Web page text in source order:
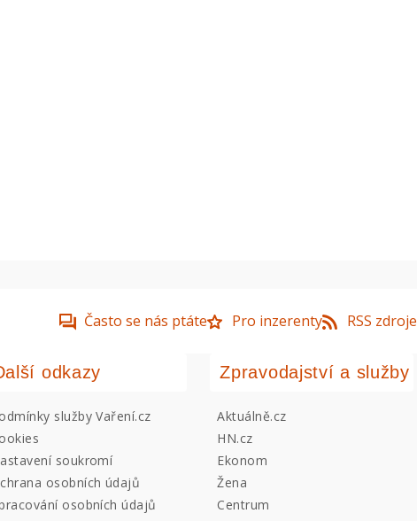
Často se nás ptáte Pro inzerenty RSS zdroje
odkazy
služby Vaření.cz
soukromí
osobních údajů
osobních údajů
Zpravodajství a služby
Aktuálně.cz
HN.cz
Ekonom
Žena
Centrum